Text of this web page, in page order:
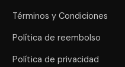
Términos y Condiciones
Política de reembolso
Política de privacidad